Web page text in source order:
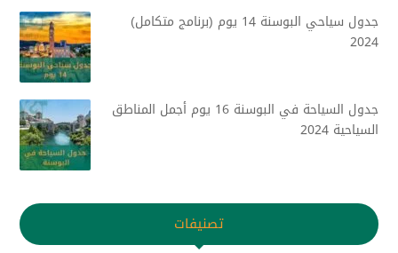
جدول سياحي البوسنة 14 يوم (برنامج متكامل)
2024
جدول السياحة في البوسنة 16 يوم أجمل المناطق
السياحية 2024
تصنيفات